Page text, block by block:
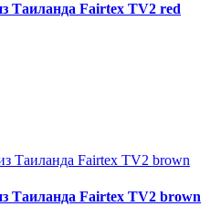
Таиланда Fairtex TV2 red
Таиланда Fairtex TV2 brown